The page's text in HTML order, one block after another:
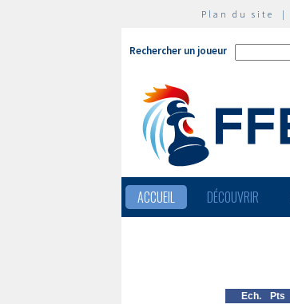
Plan du site |
Rechercher un joueur
ACCUEIL DÉCOUVRIR
Ech. Pts